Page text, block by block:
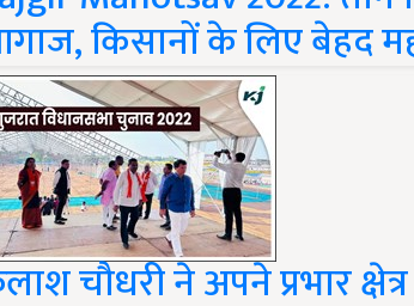
किसानों के लिए बेहद
चौधरी ने अपने प्रभार